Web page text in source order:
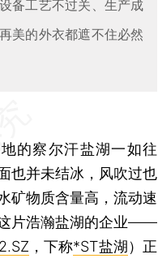
备工艺不过关、生产成
美的外衣都遮不住必然
的察尔汗盐湖一如往
也并未结冰，风吹过也
矿物质含量高，流动速
片浩瀚盐湖的企业——
，下称*ST盐湖）正